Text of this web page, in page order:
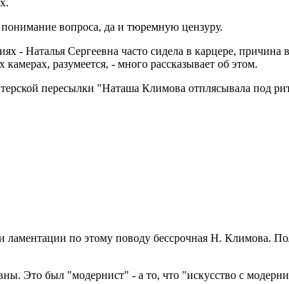
вопроса, да и тюремную цензуру.
- Наталья Сергеевна часто сидела в карцере,
разумеется, - много рассказывает об этом.
пересылки "Наташа Климова отплясывала под
ламентации по этому поводу бессрочная Н. Климова.
Это был "модернист" - а то, что "искусство с